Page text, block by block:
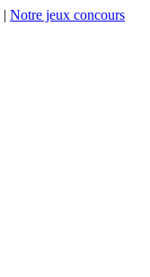
| Notre jeux concours